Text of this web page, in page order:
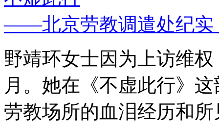
——北京劳教调遣处纪实
野靖环女士因为上访维
月。她在《不虚此行》
劳教场所的血泪经历和